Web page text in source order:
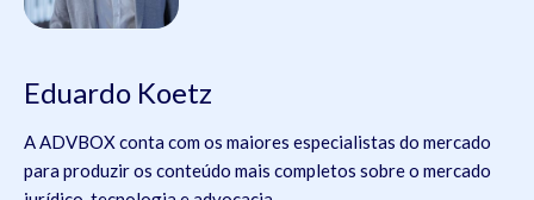
Eduardo Koetz
A ADVBOX conta com os maiores especialistas do mercado
para produzir os conteúdo mais completos sobre o mercado